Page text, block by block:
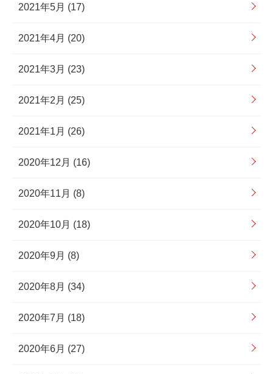
2021年5月 (17)
2021年4月 (20)
2021年3月 (23)
2021年2月 (25)
2021年1月 (26)
2020年12月 (16)
2020年11月 (8)
2020年10月 (18)
2020年9月 (8)
2020年8月 (34)
2020年7月 (18)
2020年6月 (27)